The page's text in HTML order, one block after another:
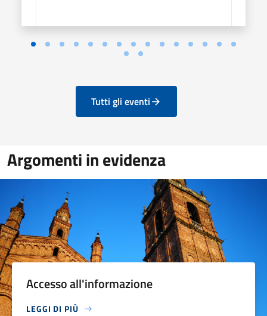
Tutti gli eventi
Argomenti in evidenza
Accesso all'informazione
LEGGI DI PIÙ